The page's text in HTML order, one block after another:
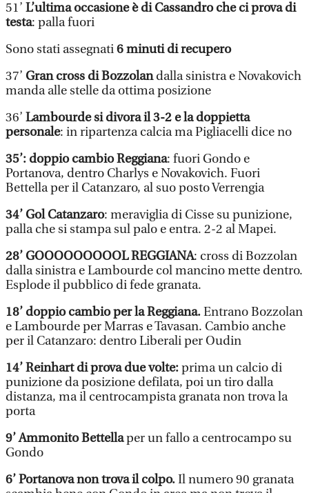
51’ L’ultima occasione è di Cassandro che ci prova di
testa: palla fuori
Sono stati assegnati6 minuti di recupero
37’ Gran cross di Bozzolandalla sinistra e Novakovich
manda alle stelle da ottima posizione
36’ Lambourde si divora il 3-2 e la doppietta
personale: in ripartenza calcia ma Pigliacelli dice no
35’: doppio cambio Reggiana: fuori Gondo e
Portanova, dentro Charlys e Novakovich. Fuori
Bettella per il Catanzaro, al suo posto Verrengia
34’ Gol Catanzaro: meraviglia di Cisse su punizione,
palla che si stampa sul palo e entra. 2-2 al Mapei.
28’ GOOOOOOOOOL REGGIANA: cross di Bozzolan
dalla sinistra e Lambourde col mancino mette dentro.
Esplode il pubblico di fede granata.
18’ doppio cambio per la Reggiana.Entrano Bozzolan
e Lambourde per Marras e Tavasan. Cambio anche
per il Catanzaro: dentro Liberali per Oudin
14’ Reinhart di prova due volte:prima un calcio di
punizione da posizione defilata, poi un tiro dalla
distanza, ma il centrocampista granata non trova la
porta
9’ Ammonito Bettellaper un fallo a centrocampo su
Gondo
6’ Portanova non trova il colpo.Il numero 90 granata